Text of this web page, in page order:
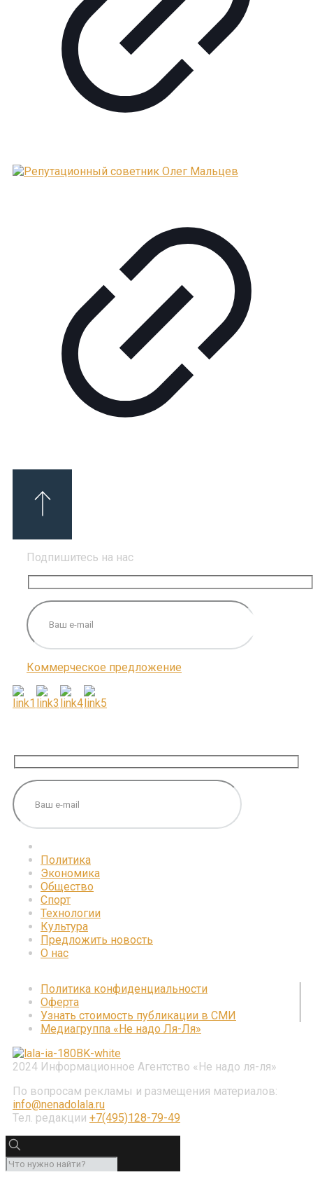
Подпишитесь на нас
Коммерческое предложение
Политика
Экономика
Общество
Спорт
Технологии
Культура
Предложить новость
О нас
2024 Информационное Агентство «Не надо ля-ля»
По вопросам рекламы и размещения материалов:
info@nenadolala.ru
Тел. редакции +7(495)128-79-49
Политика конфиденциальности
Оферта
Узнать стоимость публикации в СМИ
Медиагруппа «Не надо Ля-Ля»